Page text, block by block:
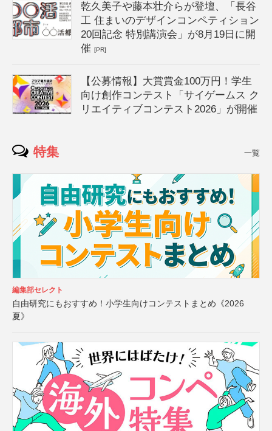
乾久美子や藤本壮介らが登壇、「長谷
工 住まいのデザインコンペティション
20回記念 特別講演会」が8月19日に開
催[PR]
【公募情報】大賞賞金100万円！学生
向け創作コンテスト「サイゲームス ク
リエイティブコンテスト2026」が開催
特集 一覧
編集部セレクト
自由研究にもおすすめ！小学生向けコンテストまとめ《2026
夏》